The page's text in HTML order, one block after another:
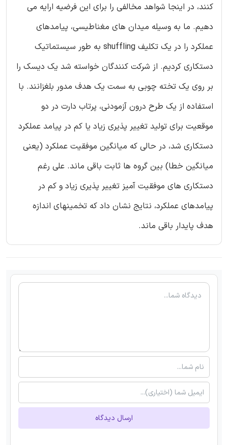
کنند، در اینجا شواهد مخالفی را برای این فرضیه ارایه می
دهیم. ما به وسیله میدان های مغناطیسی، پیامدهای
عملکرد را در یک تکلیف shuffling به طور سیستماتیک
دستکاری کردیم. از شرکت کنندگان خواسته شد یک دیسک را
بر روی یک تخته چوبی به سمت یک هدف مدور بلغزانند. با
استفاده از یک طرح درون آزمودنی، پرتاب دارت در دو
موقعیت برای تولید تغییر پذیری زیاد یا کم در پیامد عملکرد
دستکاری شد، در حالی که میانگین موفقیت عملکرد (یعنی
میانگین خطا) بین گروه ها ثابت باقی ماند. علی رغم
دستکاری های موفقیت آمیز تغییر پذیری زیاد و کم در
پیامدهای عملکرد، نتایج نشان داد که تخمینهای اندازه
هدف پایدار باقی ماند.
ارسال دیدگاه